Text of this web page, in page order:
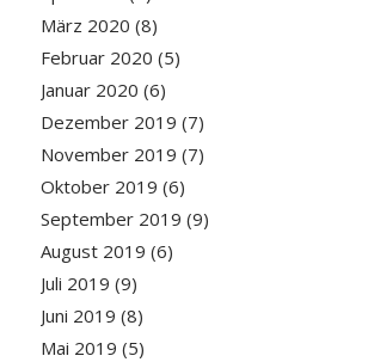
März 2020 (8)
Februar 2020 (5)
Januar 2020 (6)
Dezember 2019 (7)
November 2019 (7)
Oktober 2019 (6)
September 2019 (9)
August 2019 (6)
Juli 2019 (9)
Juni 2019 (8)
Mai 2019 (5)